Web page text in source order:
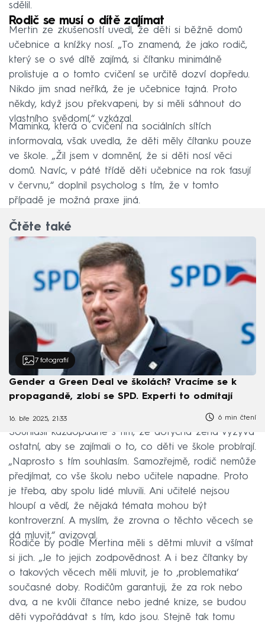
sdělil.
Rodič se musí o dítě zajímat
Mertin ze zkušeností uvedl, že děti si běžně domů
učebnice a knížky nosí. „To znamená, že jako rodič,
který se o své dítě zajímá, si čítanku minimálně
prolistuje a o tomto cvičení se určitě dozví dopředu.
Nikdo jim snad neříká, že je učebnice tajná. Proto
někdy, když jsou překvapeni, by si měli sáhnout do
vlastního svědomí,“ vzkázal.
Maminka, která o cvičení na sociálních sítích
informovala, však uvedla, že děti měly čítanku pouze
ve škole. „Žil jsem v domnění, že si děti nosí věci
domů. Navíc, v páté třídě děti učebnice na rok fasují
v červnu,“ doplnil psycholog s tím, že v tomto
případě je možná praxe jiná.
Čtěte také
7 fotografií
Gender a Green Deal ve školách? Vracíme se k
propagandě, zlobí se SPD. Experti to odmítají
16. bře 2025, 21:33 6 min čtení
Souhlasil každopádně s tím, že dotyčná žena vyzývá
ostatní, aby se zajímali o to, co děti ve škole probírají.
„Naprosto s tím souhlasím. Samozřejmě, rodič nemůže
předjímat, co vše školu nebo učitele napadne. Proto
je třeba, aby spolu lidé mluvili. Ani učitelé nejsou
hloupí a vědí, že nějaká témata mohou být
kontroverzní. A myslím, že zrovna o těchto věcech se
dá mluvit,“ avizoval.
Rodiče by podle Mertina měli s dětmi mluvit a všímat
si jich. „Je to jejich zodpovědnost. A i bez čítanky by
o takových věcech měli mluvit, je to ‚problematika‘
současné doby. Rodičům garantuji, že za rok nebo
dva, a ne kvůli čítance nebo jedné knize, se budou
děti vypořádávat s tím, kdo jsou. Stejně tak tomu